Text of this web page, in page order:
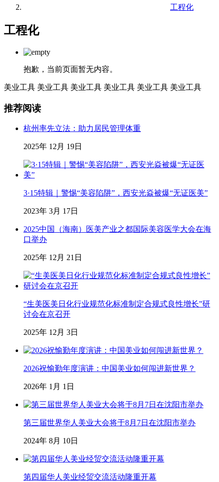
工程化
工程化
抱歉，当前页面暂无内容。
美业工具 美业工具 美业工具 美业工具 美业工具 美业工具
推荐阅读
杭州率先立法：助力居民管理体重
2025年 12月 19日
3·15特辑｜警惕“美容陷阱”，西安光焱被爆“无证医美”
2023年 3月 17日
2025中国（海南）医美产业之都国际美容医学大会在海
口举办
2025年 12月 21日
“生美医美日化行业规范化标准制定合规式良性增长”研
讨会在京召开
2025年 12月 3日
2026祝愉勤年度演讲：中国美业如何闯进新世界？
2026年 1月 1日
第三届世界华人美业大会将于8月7日在沈阳市举办
2024年 8月 10日
第四届华人美业经贸交流活动隆重开幕